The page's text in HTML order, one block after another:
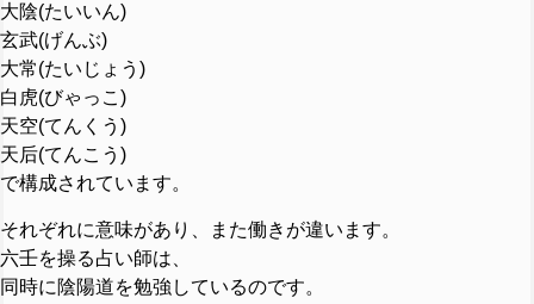
大陰(たいいん)
玄武(げんぶ)
大常(たいじょう)
白虎(びゃっこ)
天空(てんくう)
天后(てんこう)
で構成されています。
それぞれに意味があり、また働きが違います。
六壬を操る占い師は、
同時に陰陽道を勉強しているのです。